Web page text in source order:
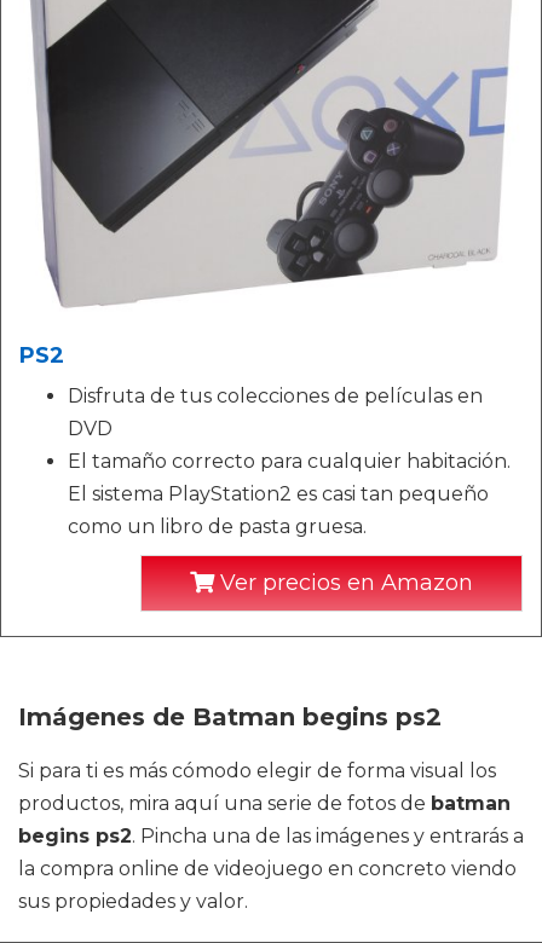
PS2
Disfruta de tus colecciones de películas en
DVD
El tamaño correcto para cualquier habitación.
El sistema PlayStation2 es casi tan pequeño
como un libro de pasta gruesa.
Ver precios en Amazon
Imágenes de Batman begins ps2
Si para ti es más cómodo elegir de forma visual los
productos, mira aquí una serie de fotos de batman
begins ps2. Pincha una de las imágenes y entrarás a
la compra online de videojuego en concreto viendo
sus propiedades y valor.